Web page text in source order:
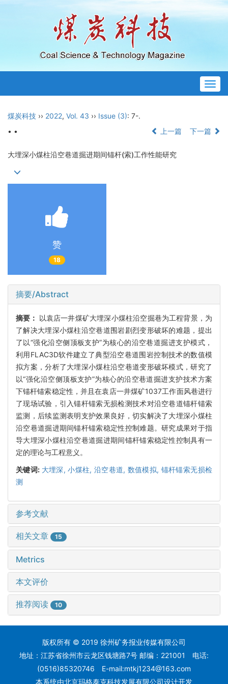
煤炭科技 ›› 2022, Vol. 43 ›› Issue (3): 7-.
• •
上一篇 下一篇
大埋深小煤柱沿空巷道掘进期间锚杆(索)工作性能研究
赞
18
摘要/Abstract
摘要： 以袁店一井煤矿大埋深小煤柱沿空掘巷为工程背景，为
了解决大埋深小煤柱沿空巷道围岩剧烈变形破坏的难题，提出
了以“强化沿空侧顶板支护”为核心的沿空巷道掘进支护模式，
利用FLAC3D软件建立了典型沿空巷道围岩控制技术的数值模
拟方案，分析了大埋深小煤柱沿空巷道变形破坏模式，研究了
以“强化沿空侧顶板支护”为核心的沿空巷道掘进支护技术方案
下锚杆锚索稳定性，并且在袁店一井煤矿1037工作面风巷进行
了现场试验，引入锚杆锚索无损检测技术对沿空巷道锚杆锚索
监测，后续监测表明支护效果良好，切实解决了大埋深小煤柱
沿空巷道掘进期间锚杆锚索稳定性控制难题。研究成果对于指
导大埋深小煤柱沿空巷道掘进期间锚杆锚索稳定性控制具有一
定的理论与工程意义。
关键词: 大埋深,小煤柱, 沿空巷道, 数值模拟, 锚杆锚索无损检
测
参考文献
相关文章 15
Metrics
本文评价
推荐阅读 10
版权所有 © 2019 徐州矿务报业传媒有限公司
地址：江苏省徐州市云龙区钱塘路7号 邮编：221001 电话:
(0516)85320746 E-mail:mtkj1234@163.com
本系统由北京玛格泰克科技发展有限公司设计开发